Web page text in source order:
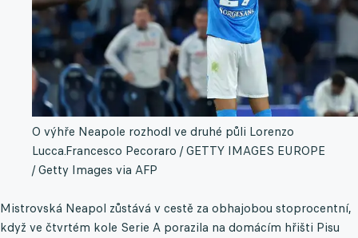
O výhře Neapole rozhodl ve druhé půli Lorenzo
Lucca.Francesco Pecoraro / GETTY IMAGES EUROPE
/ Getty Images via AFP
Mistrovská Neapol zůstává v cestě za obhajobou stoprocentní,
když ve čtvrtém kole Serie A porazila na domácím hřišti Pisu